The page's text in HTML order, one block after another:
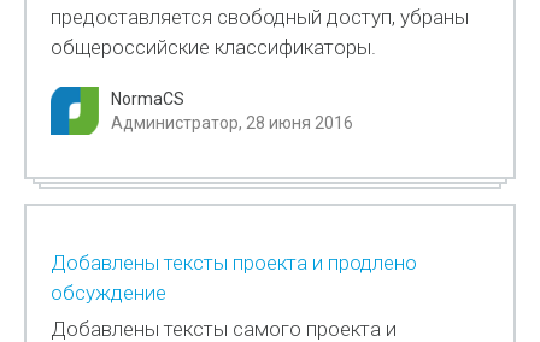
предоставляется свободный доступ, убраны
общероссийские классификаторы.
NormaCS
Администратор, 28 июня 2016
Добавлены тексты проекта и продлено
обсуждение
Добавлены тексты самого проекта и